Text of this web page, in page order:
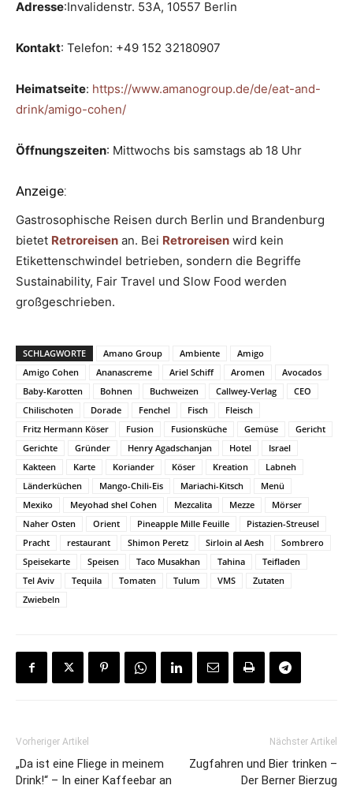
Adresse:Invalidenstr. 53A, 10557 Berlin
Kontakt: Telefon: +49 152 32180907
Heimatseite: https://www.amanogroup.de/de/eat-and-
drink/amigo-cohen/
Öffnungszeiten: Mittwochs bis samstags ab 18 Uhr
Anzeige:
Gastrosophische Reisen durch Berlin und Brandenburg
bietet Retroreisen an. Bei Retroreisen wird kein
Etikettenschwindel betrieben, sondern die Begriffe
Sustainability, Fair Travel und Slow Food werden
großgeschrieben.
SCHLAGWORTE Amano Group Ambiente
Amigo
Amigo Cohen
Ananascreme Ariel Schiff Aromen
Avocados
Baby-Karotten
Bohnen Buchweizen Callwey-Verlag
CEO
Chilischoten
Dorade Fenchel Fisch
Fleisch
Fritz Hermann Köser
Fusion Fusionsküche Gemüse
Gericht
Gerichte
Gründer Henry Agadschanjan Hotel
Israel
Kakteen
Karte Koriander Köser Kreation
Labneh
Länderküchen
Mango-Chili-Eis Mariachi-Kitsch
Menü
Mexiko
Meyohad shel Cohen Mezcalita Mezze
Mörser
Naher Osten
Orient Pineapple Mille Feuille
Pistazien-Streusel
Pracht
restaurant Shimon Peretz Sirloin al Aesh
Sombrero
Speisekarte
Speisen Taco Musakhan Tahina
Teifladen
Tel Aviv
Tequila Tomaten Tulum VMS
Zutaten
Zwiebeln
Vorheriger Artikel
„Da ist eine Fliege in meinem
Drink!“ – In einer Kaffeebar an
Nächster Artikel
Zugfahren und Bier trinken –
Der Berner Bierzug